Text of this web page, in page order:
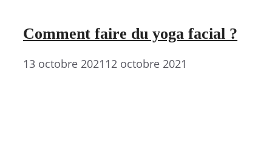
Comment faire du yoga facial ?
13 octobre 2021 12 octobre 2021